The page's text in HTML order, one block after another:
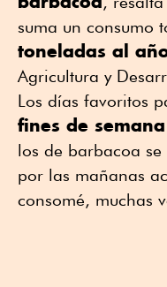
suma un consumo
toneladas al
Agricultura y
Los días favoritos
fines de
los de barbacoa
por las mañanas
consomé, muchas